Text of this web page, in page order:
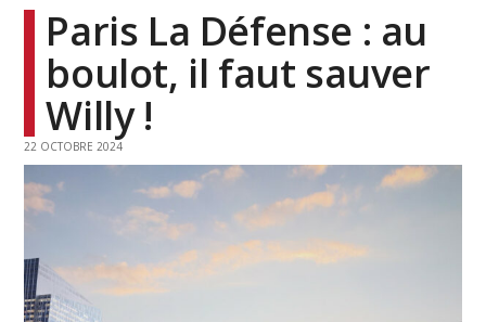
Paris La Défense : au
boulot, il faut sauver
Willy !
22 OCTOBRE 2024